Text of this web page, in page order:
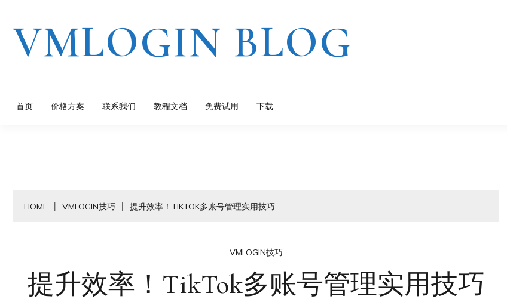
content
VMLOGIN BLOG
首页 价格方案 联系我们 教程文档 免费试用 下载
HOME VMLOGIN技巧 提升效率！TIKTOK多账号管理实用技巧
VMLOGIN技巧
提升效率！TikTok多账号管理实用技巧